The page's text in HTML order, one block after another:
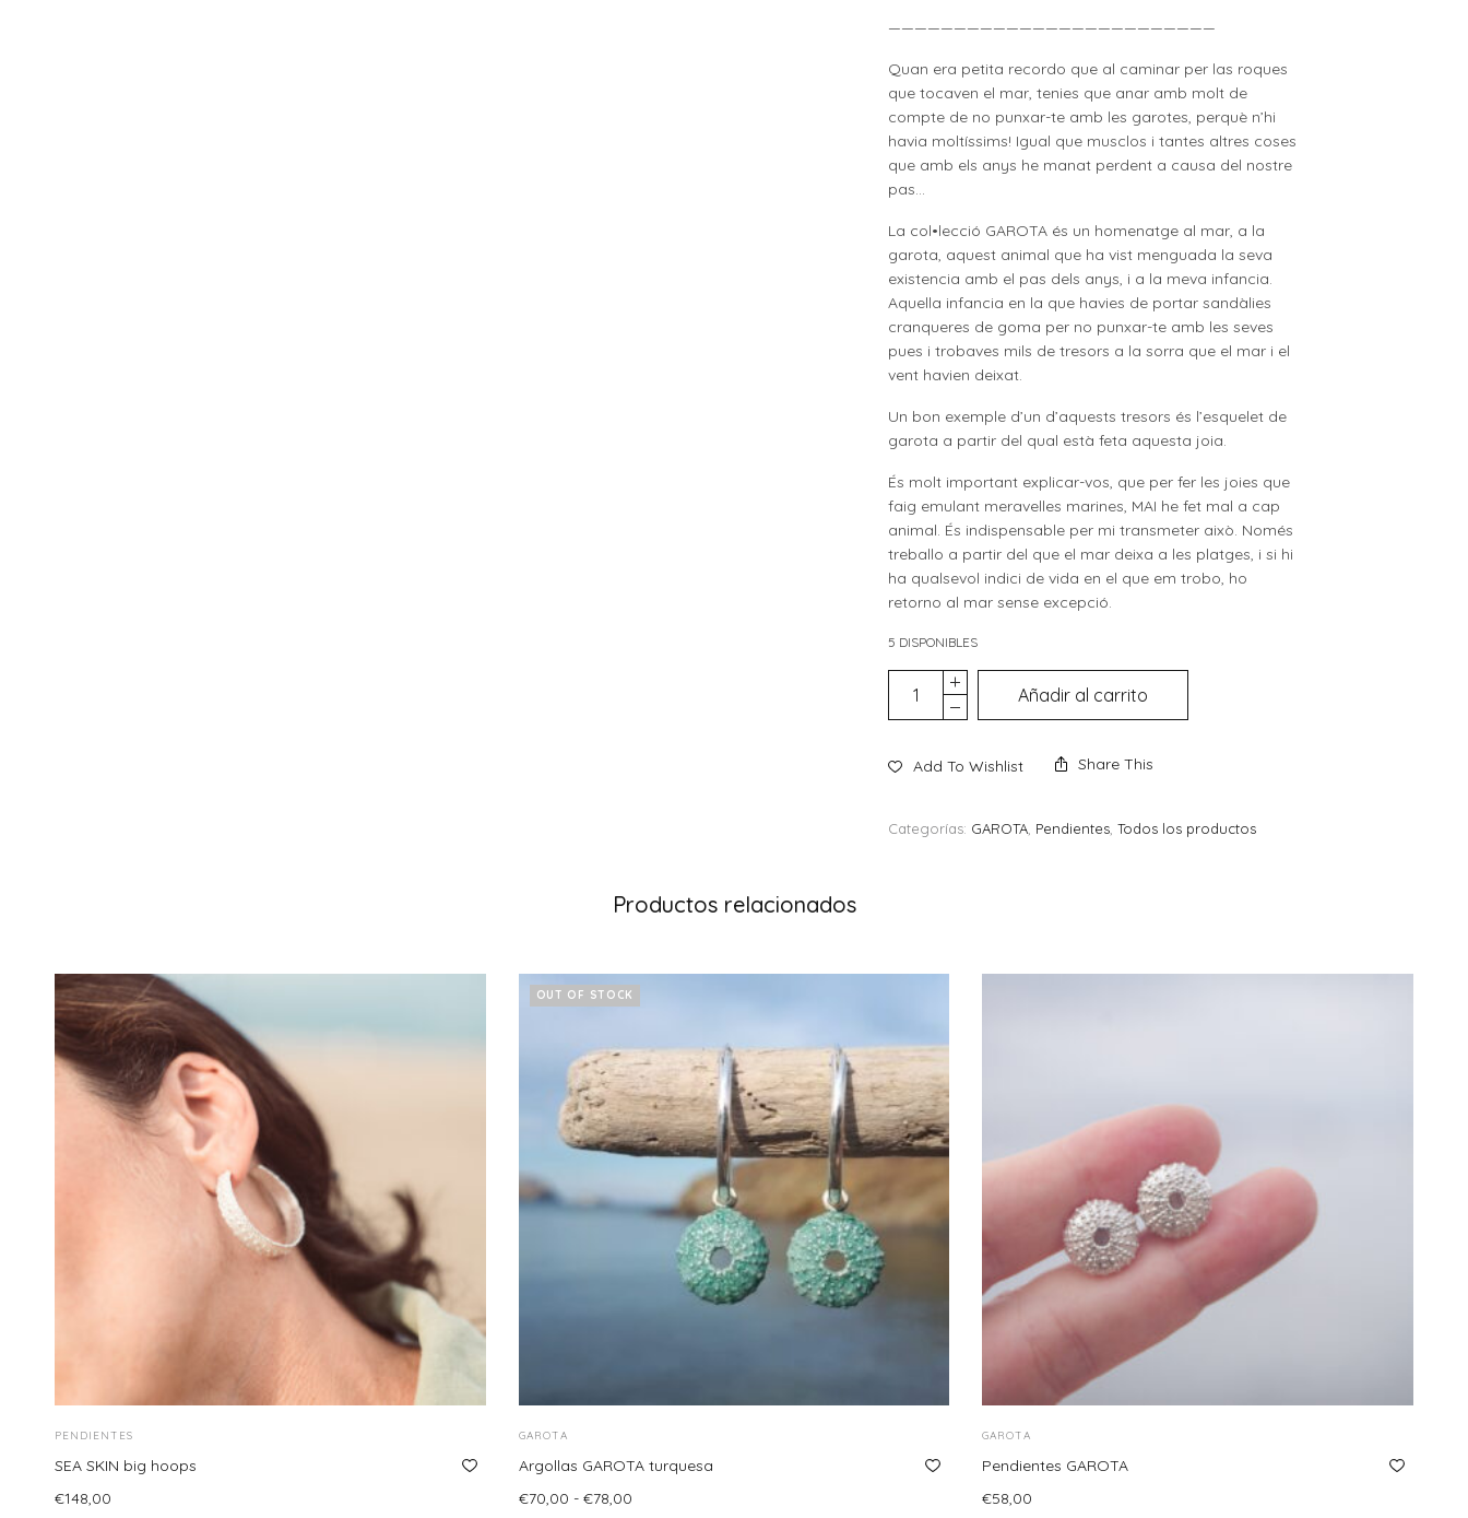
—————————————————————————
Quan era petita recordo que al caminar per las roques
que tocaven el mar, tenies que anar amb molt de
compte de no punxar-te amb les garotes, perquè n’hi
havia moltíssims! Igual que musclos i tantes altres coses
que amb els anys he manat perdent a causa del nostre
pas…
La col•lecció GAROTA és un homenatge al mar, a la
garota, aquest animal que ha vist menguada la seva
existencia amb el pas dels anys, i a la meva infancia.
Aquella infancia en la que havies de portar sandàlies
cranqueres de goma per no punxar-te amb les seves
pues i trobaves mils de tresors a la sorra que el mar i el
vent havien deixat.
Un bon exemple d’un d’aquests tresors és l’esquelet de
garota a partir del qual està feta aquesta joia.
És molt important explicar-vos, que per fer les joies que
faig emulant meravelles marines, MAI he fet mal a cap
animal. És indispensable per mi transmeter això. Només
treballo a partir del que el mar deixa a les platges, i si hi
ha qualsevol indici de vida en el que em trobo, ho
retorno al mar sense excepció.
5 DISPONIBLES
Añadir al carrito
Add To Wishlist Share This
Categorías: GAROTA, Pendientes,Todos los productos
Productos relacionados
PENDIENTES
SEA SKIN big hoops
€148,00
OUT OF STOCK
GAROTA
Argollas GAROTA turquesa
€70,00 - €78,00Rango
GAROTA
Pendientes GAROTA
€58,00